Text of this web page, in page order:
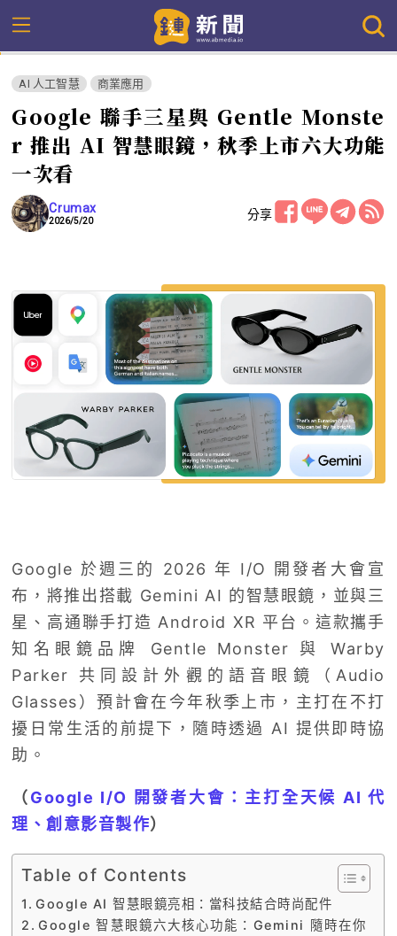
AI 人工智慧 商業應用
Google 聯手三星與 Gentle Monste
r 推出 AI 智慧眼鏡，秋季上市六大功能
一次看
Crumax
2026/5/20 分享
Google 於週三的 2026 年 I/O 開發者大會宣
布，將推出搭載 Gemini AI 的智慧眼鏡，並與三
星、高通聯手打造 Android XR 平台。這款攜手
知名眼鏡品牌 Gentle Monster 與 Warby
Parker 共同設計外觀的語音眼鏡（Audio
Glasses）預計會在今年秋季上市，主打在不打
擾日常生活的前提下，隨時透過 AI 提供即時協
助。
（Google I/O 開發者大會：主打全天候 AI 代
理、創意影音製作）
Table of Contents
Google AI 智慧眼鏡亮相：當科技結合時尚配件
Google 智慧眼鏡六大核心功能：Gemini 隨時在你